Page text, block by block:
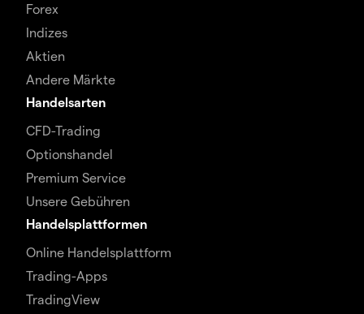
Forex
Indizes
Aktien
Andere Märkte
Handelsarten
CFD-Trading
Optionshandel
Premium Service
Unsere Gebühren
Handelsplattformen
Online Handelsplattform
Trading-Apps
TradingView